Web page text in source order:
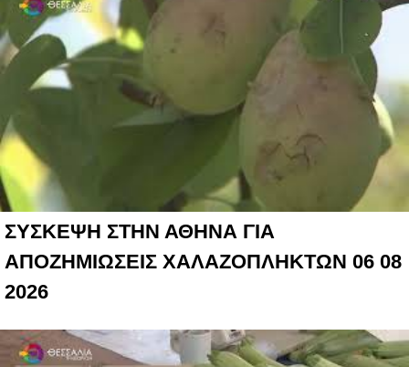
ΣΥΣΚΕΨΗ ΣΤΗΝ ΑΘΗΝΑ ΓΙΑ
ΑΠΟΖΗΜΙΩΣΕΙΣ ΧΑΛΑΖΟΠΛΗΚΤΩΝ 06 08
2026